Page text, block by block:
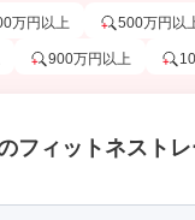
万円以上 500万円以
900万円以上
フィットネスト